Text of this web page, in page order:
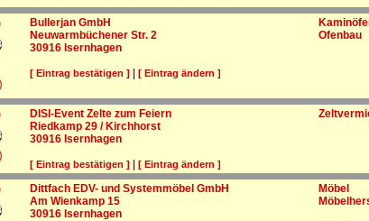
Bullerjan GmbH
Neuwarmbüchener Str. 2
30916 Isernhagen
[ Eintrag bestätigen ] [ Eintrag ändern ]
Ofenbau
DISI-Event Zelte zum Feiern
Riedkamp 29 / Kirchhorst
30916 Isernhagen
[ Eintrag bestätigen ] [ Eintrag ändern ]
Dittfach EDV- und Systemmöbel GmbH
Am Wienkamp 15
30916 Isernhagen
Möbel